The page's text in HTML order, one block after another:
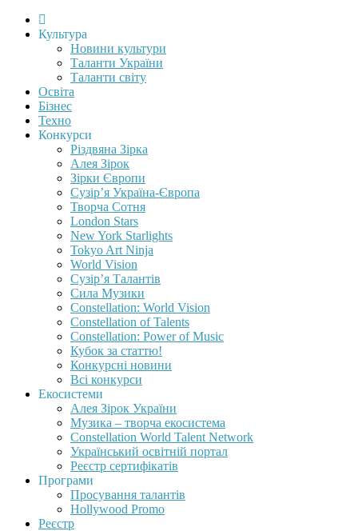
Культура
Новини культури
Таланти України
Таланти світу
Освіта
Бізнес
Техно
Конкурси
Різдвяна Зірка
Алея Зірок
Зірки Європи
Сузір’я Україна-Європа
Творча Сотня
London Stars
New York Starlights
Tokyo Art Ninja
World Vision
Сузір’я Талантів
Сила Музики
Constellation: World Vision
Constellation of Talents
Constellation: Power of Music
Кубок за статтю!
Конкурсні новини
Всі конкурси
Екосистеми
Алея Зірок України
Музика – творча екосистема
Constellation World Talent Network
Український освітній портал
Реєстр сертифікатів
Програми
Просування талантів
Hollywood Promo
Реєстр